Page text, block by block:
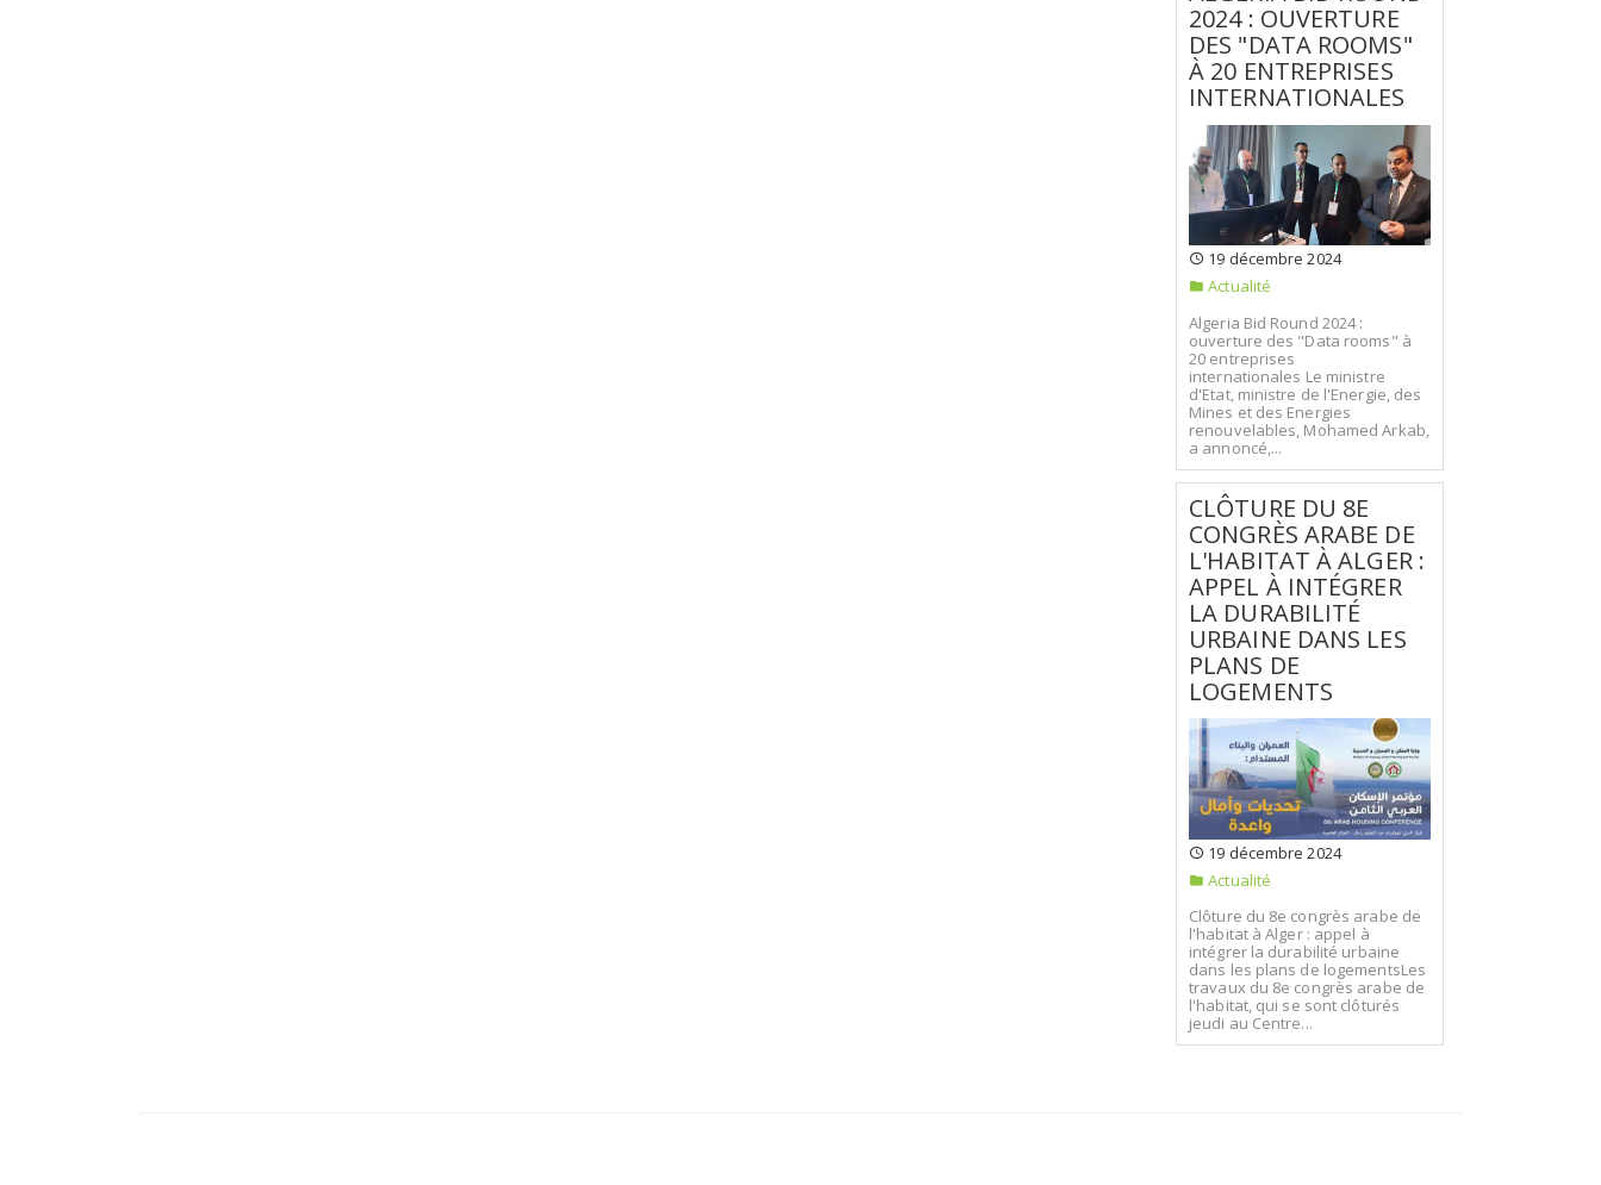
2024 : OUVERTURE
DES "DATA ROOMS"
À 20 ENTREPRISES
INTERNATIONALES
19 décembre 2024
Actualité
Algeria Bid Round 2024 :
ouverture des "Data rooms" à
20 entreprises
internationales Le ministre
d'Etat, ministre de l'Energie, des
Mines et des Energies
renouvelables, Mohamed Arkab,
a annoncé,...
CLÔTURE DU 8E
CONGRÈS ARABE DE
L'HABITAT À ALGER :
APPEL À INTÉGRER
LA DURABILITÉ
URBAINE DANS LES
PLANS DE
LOGEMENTS
19 décembre 2024
Actualité
Clôture du 8e congrès arabe de
l'habitat à Alger : appel à
intégrer la durabilité urbaine
dans les plans de logementsLes
travaux du 8e congrès arabe de
l'habitat, qui se sont clôturés
jeudi au Centre...